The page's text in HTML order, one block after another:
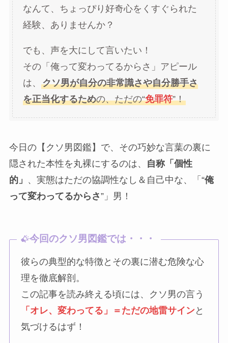
なんて、ちょっぴり好奇心をくすぐられた
経験、ありませんか？
でも、声を大にして言いたい！
その「俺って変わってるからさ」アピール
は、 クソ男が自分の非常識さや自分勝手さ
を正当化するための、ただの“免罪符”！
今日の【クソ男図鑑】で、その巧妙な言葉の裏に
隠された本性を丸裸にするのは、
自称「個性
的」 、実態はただの協調性なし＆自己中な、「“俺
って変わってるからさ”」男！
今回のクソ男図鑑では・・・
彼らの典型的な特徴とその裏に潜む危険な心
理を徹底解剖。
この記事を読み終える頃には、クソ男の言う
「オレ、変わってる」＝ただの地雷サイン と
気づけるはず！